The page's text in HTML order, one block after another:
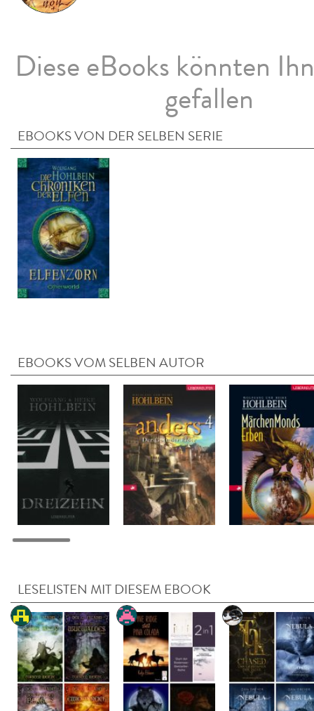
Diese eBooks könnten
gefallen
EBOOKS VON DER SELBEN SERIE
EBOOKS VOM SELBEN AUTOR
LESELISTEN MIT DIESEM EBOOK